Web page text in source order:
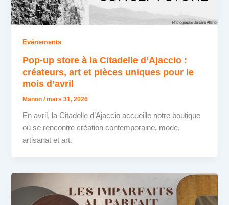
Evénements
Pop-up store à la Citadelle d’Ajaccio :
créateurs, art et pièces uniques pour le
mois d’avril
Manon/mars 31, 2026
En avril, la Citadelle d’Ajaccio accueille notre boutique
où se rencontre création contemporaine, mode,
artisanat et art.